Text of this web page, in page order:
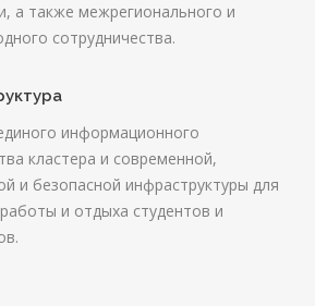
а также межрегионального и
сотрудничества.
информационного
кластера и современной,
и безопасной инфраструктуры для
и отдыха студентов и